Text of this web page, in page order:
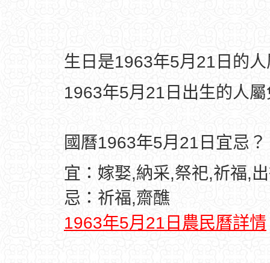
生日是1963年5月21日的
1963年5月21日出生的人
國曆1963年5月21日宜忌？
宜：嫁娶,納采,祭祀,祈福,
忌：祈福,齋醮
1963年5月21日農民曆詳情